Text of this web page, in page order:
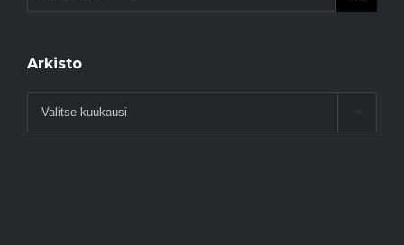
Arkisto
Arkisto